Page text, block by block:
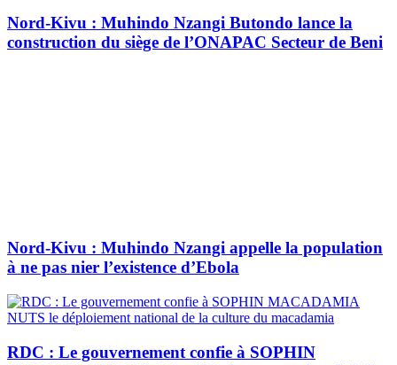
Nord-Kivu : Muhindo Nzangi Butondo lance la
construction du siège de l’ONAPAC Secteur de Beni
Nord-Kivu : Muhindo Nzangi appelle la population
à ne pas nier l’existence d’Ebola
RDC : Le gouvernement confie à SOPHIN